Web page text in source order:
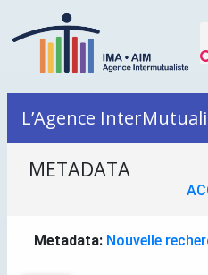
L’Agence
METADATA
Metadata: Nouvelle